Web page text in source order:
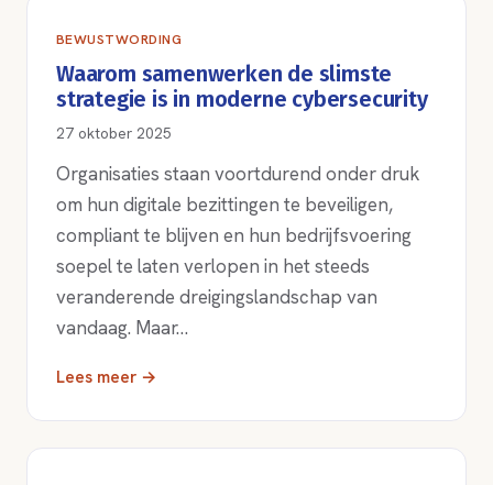
BEWUSTWORDING
Waarom samenwerken de slimste
strategie is in moderne cybersecurity
27 oktober 2025
Organisaties staan voortdurend onder druk
om hun digitale bezittingen te beveiligen,
compliant te blijven en hun bedrijfsvoering
soepel te laten verlopen in het steeds
veranderende dreigingslandschap van
vandaag. Maar…
Lees meer →